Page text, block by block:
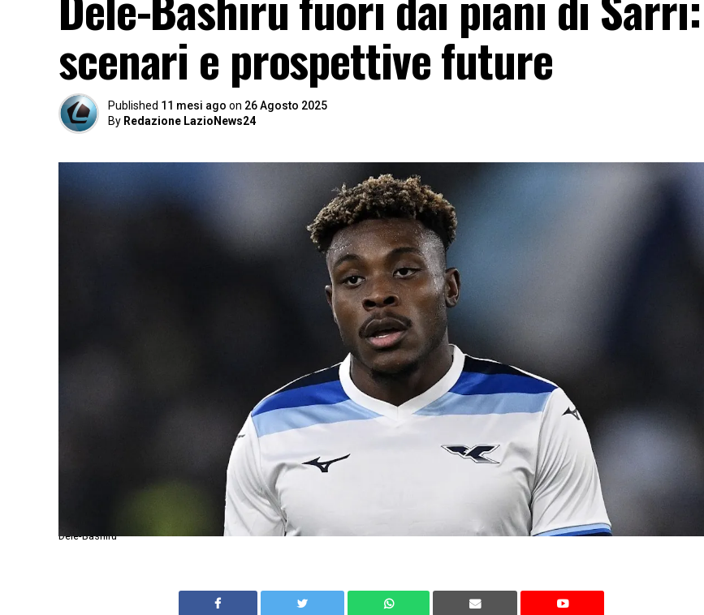
scenari e prospettive future
Published 11 mesi ago on 26 Agosto 2025
By Redazione LazioNews24
Dele-Bashiru